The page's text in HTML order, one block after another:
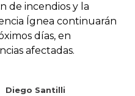
de incendios y la
Ígnea continuarán
días, en
afectadas.
Diego Santilli